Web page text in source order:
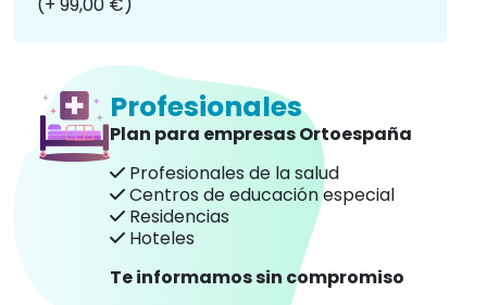
Profesionales
Plan para empresas Ortoespaña
Profesionales de la salud
Centros de educación especial
Residencias
Hoteles
Te informamos sin compromiso